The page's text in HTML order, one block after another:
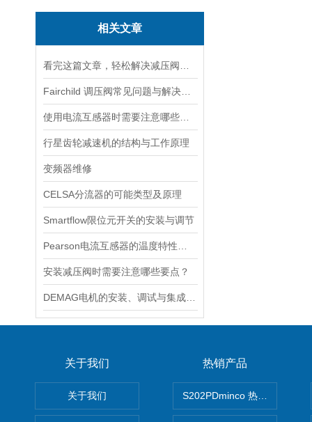
相关文章
行星齿轮减速机的结构与工作原理
变频器维修
CELSA分流器的可能类型及原理
Smartflow限位元开关的安装与调节
安装减压阀时需要注意哪些要点？
关于我们
关于我们
热销产品
S202PDminco 热电阻